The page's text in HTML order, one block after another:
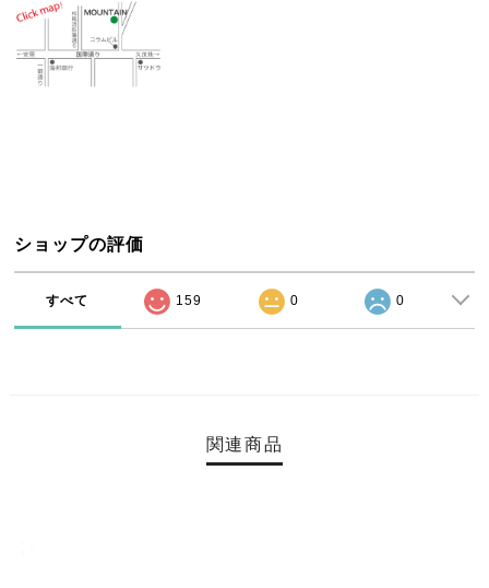
ショップの評価
すべて 159 0 0
関連商品